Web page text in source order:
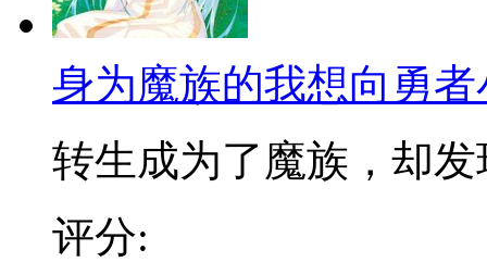
身为魔族的我想向勇
转生成为了魔族，却发
评分: